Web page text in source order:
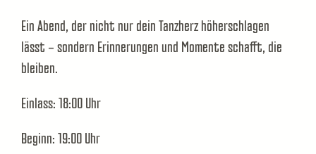
Ein Abend, der nicht nur dein Tanzherz höherschlagen
lässt – sondern Erinnerungen und Momente schafft, die
bleiben.
Einlass: 18:00 Uhr
Beginn: 19:00 Uhr